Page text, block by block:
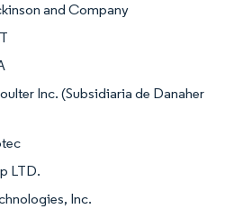
and Company
Inc. (Subsidiaria de Danaher
LTD.
Inc.